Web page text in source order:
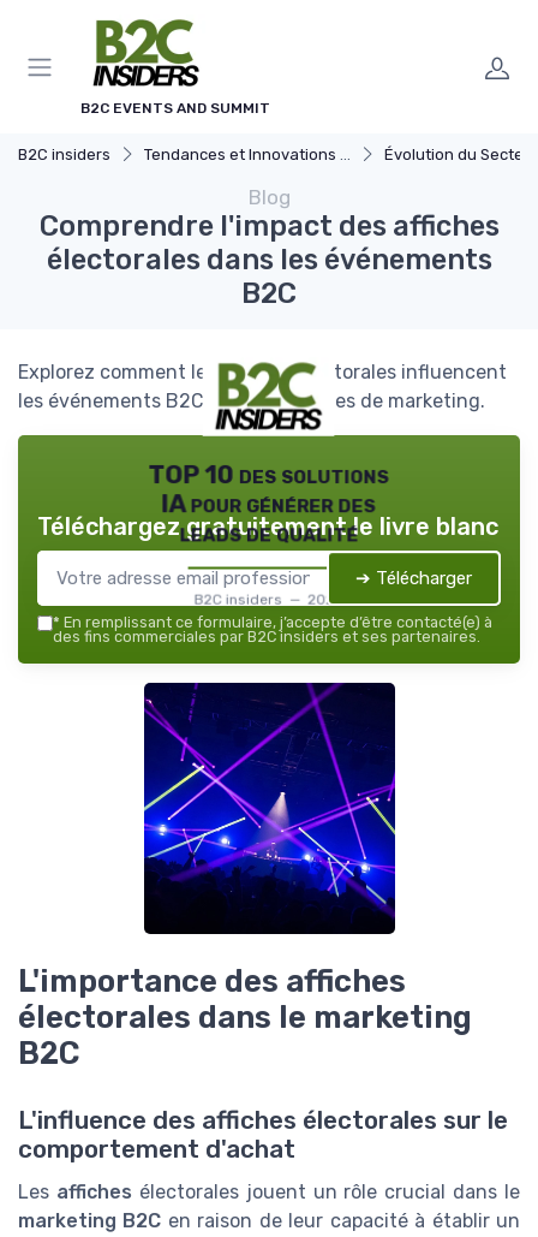
B2C EVENTS AND SUMMIT
B2C insiders Tendances et Innovations dans l'evenementiel B2B Évolution du Secteur
Blog
Comprendre l'impact des affiches
électorales dans les événements
B2C
Explorez comment les affiches électorales influencent
les événements B2C et les stratégies de marketing.
TOP 10 des solutions
IA pour générer des
leads de qualité
B2C insiders — 2026
Téléchargez gratuitement le livre blanc
➔ Télécharger
* En remplissant ce formulaire, j’accepte d’être contacté(e) à
des fins commerciales par B2C insiders et ses partenaires.
L'importance des affiches
électorales dans le marketing
B2C
L'influence des affiches électorales sur le
comportement d'achat
Les affiches électorales jouent un rôle crucial dans le
marketing B2C en raison de leur capacité à établir un
Panneau de gestion des cookies